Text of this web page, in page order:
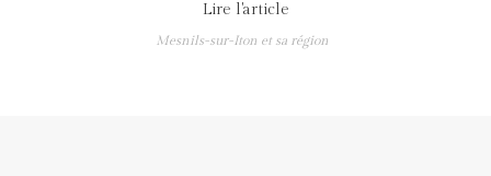
Lire l'article
Mesnils-sur-Iton et sa région